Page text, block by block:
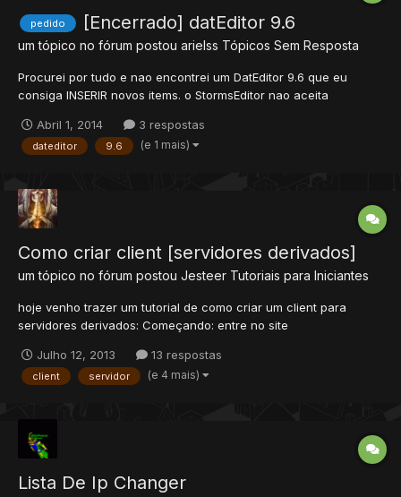
pedido [Encerrado] datEditor 9.6
um tópico no fórum postou arielss Tópicos Sem Resposta
Procurei por tudo e nao encontrei um DatEditor 9.6 que eu
consiga INSERIR novos items. o StormsEditor nao aceita
Abril 1, 2014
3 respostas
dateditor 9.6 (e 1 mais)
Como criar client [servidores derivados]
um tópico no fórum postou Jesteer Tutoriais para Iniciantes
hoje venho trazer um tutorial de como criar um client para
servidores derivados: Começando: entre no site
explicação em "como funciona") baixe o pack de utilitários no
fim do post nele conte...
Julho 12, 2013 13 respostas
client servidor (e 4 mais)
Lista De Ip Changer